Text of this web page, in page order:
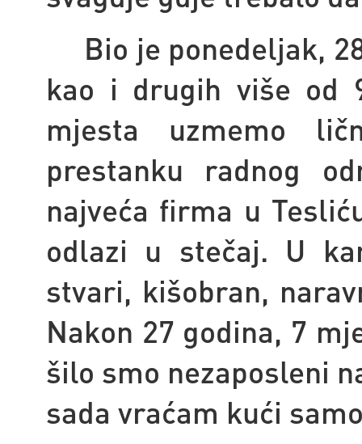
Bio je ponedeljak,
kao i drugih više od
mjesta uzmemo
prestanku radnog
najveća firma u
odlazi u stečaj. U
stvari, kišobran,
Nakon 27 godina, 7
šilo smo nezaposleni
sada vraćam kući